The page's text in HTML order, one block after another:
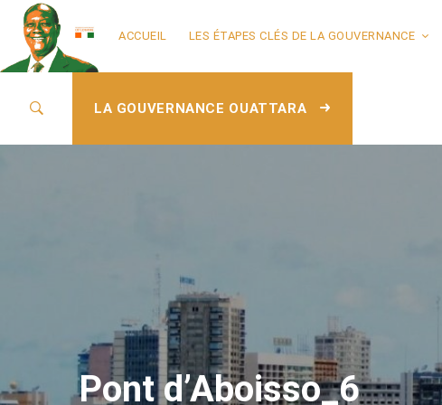
ACCUEIL LES ÉTAPES CLÉS DE LA GOUVERNANCE
LA GOUVERNANCE OUATTARA
Pont d’Aboisso_6